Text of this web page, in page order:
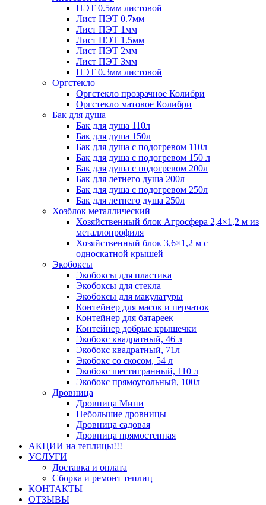
ПЭТ 0.5мм листовой
Лист ПЭТ 0.7мм
Лист ПЭТ 1мм
Лист ПЭТ 1.5мм
Лист ПЭТ 2мм
Лист ПЭТ 3мм
ПЭТ 0.3мм листовой
Оргстекло
Оргстекло прозрачное Колибри
Оргстекло матовое Колибри
Бак для душа
Бак для душа 110л
Бак для душа 150л
Бак для душа с подогревом 110л
Бак для душа с подогревом 150 л
Бак для душа с подогревом 200л
Бак для летнего душа 200л
Бак для душа с подогревом 250л
Бак для летнего душа 250л
Хозблок металлический
Хозяйственный блок Агросфера 2,4×1,2 м из
металлопрофиля
Хозяйственный блок 3,6×1,2 м с
односкатной крышей
Экобоксы
Экобоксы для пластика
Экобоксы для стекла
Экобоксы для макулатуры
Контейнер для масок и перчаток
Контейнер для батареек
Контейнер добрые крышечки
Экобокс квадратный, 46 л
Экобокс квадратный, 71л
Экобокс со скосом, 54 л
Экобокс шестигранный, 110 л
Экобокс прямоугольный, 100л
Дровница
Дровница Мини
Небольшие дровницы
Дровница садовая
Дровница прямостенная
АКЦИИ на теплицы!!!
УСЛУГИ
Доставка и оплата
Сборка и ремонт теплиц
КОНТАКТЫ
ОТЗЫВЫ